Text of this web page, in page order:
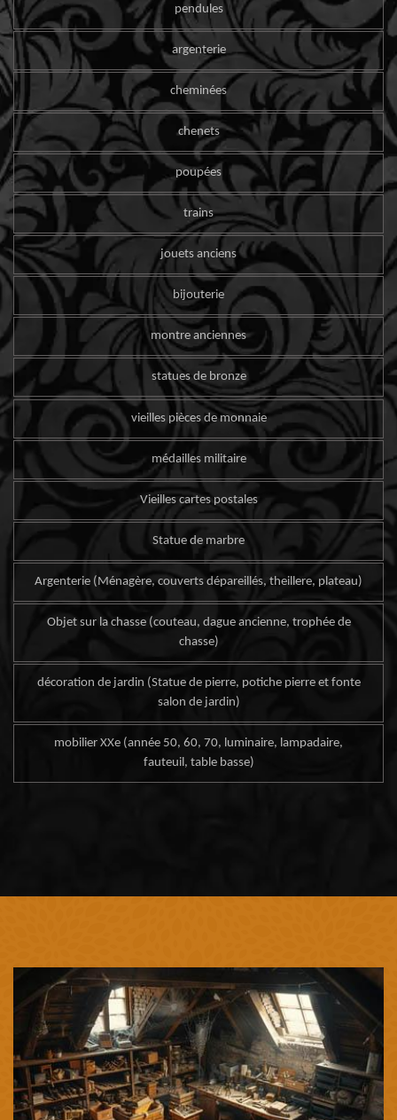
pendules
argenterie
cheminées
chenets
poupées
trains
jouets anciens
bijouterie
montre anciennes
statues de bronze
vieilles pièces de monnaie
médailles militaire
Vieilles cartes postales
Statue de marbre
Argenterie (Ménagère, couverts dépareillés, theillere, plateau)
Objet sur la chasse (couteau, dague ancienne, trophée de
chasse)
décoration de jardin (Statue de pierre, potiche pierre et fonte
salon de jardin)
mobilier XXe (année 50, 60, 70, luminaire, lampadaire,
fauteuil, table basse)